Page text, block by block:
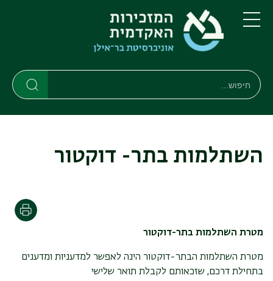
לתוכן
העיקרי
לתפריט
ניווט
ראשי
תפריט
חיפוש
חיפוש
השתלמות בתר- דוקטור
מטרת השתלמות בתר-דוקטור
מטרת השתלמות הבתר-דוקטור הינה לאפשר למדעניות ומדענים
בתחילת דרכם, שזכאותם לקבלת תואר שלישי